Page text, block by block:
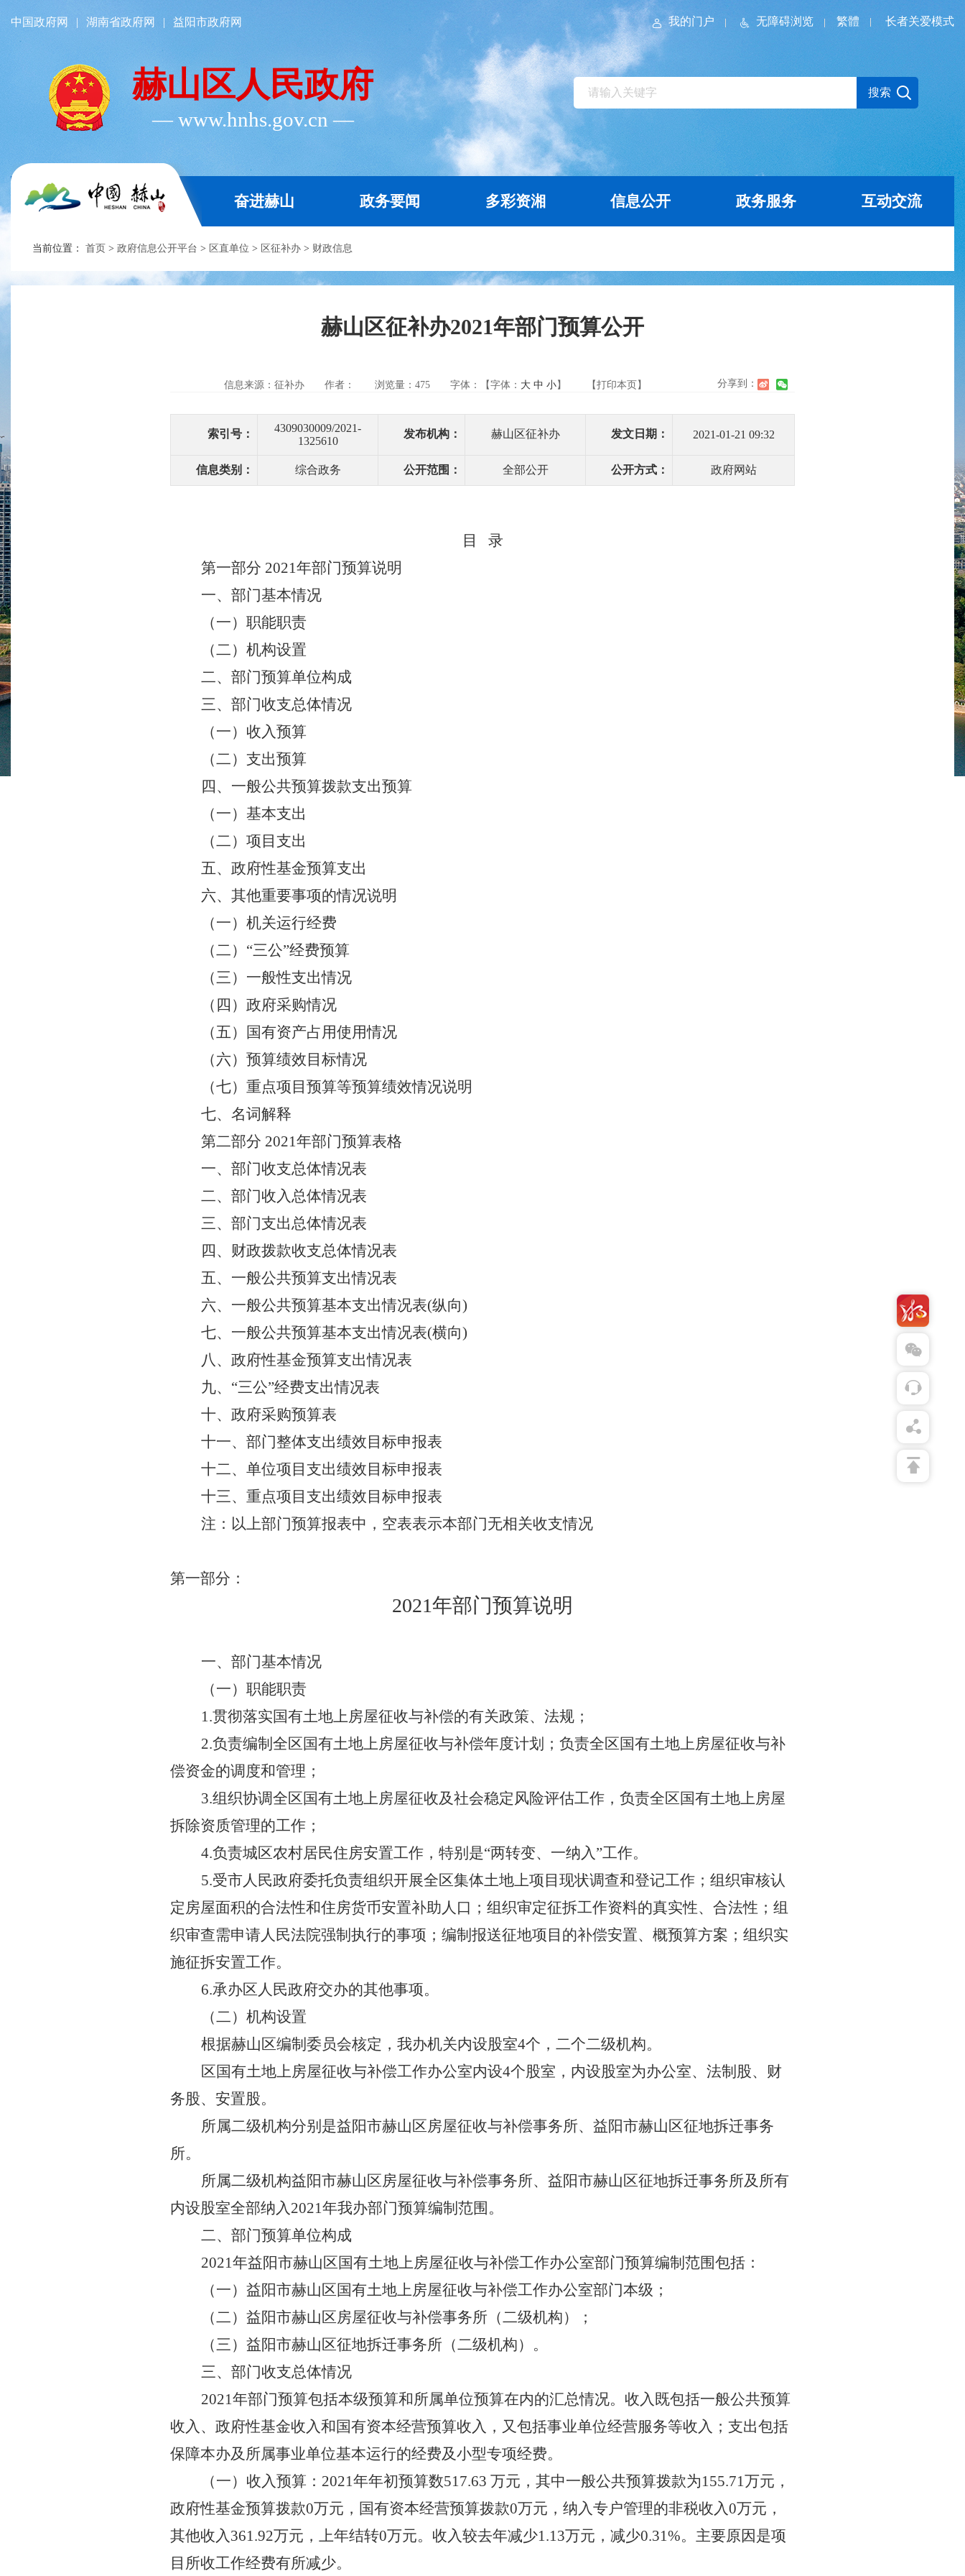
中国政府网 | 湖南省政府网 | 益阳市政府网 长者关爱模式
我的门户 无障碍浏览 繁體
赫山区人民政府
― www.hnhs.gov.cn ―
奋进赫山 政务要闻 多彩资湘 信息公开 政务服务 互动交流
当前位置： 首页 > 政府信息公开平台 > 区直单位 > 区征补办 > 财政信息
赫山区征补办2021年部门预算公开
信息来源：征补办 作者： 浏览量： 475 字体：【字体： 大 中 小】 【打印本页】 分享到：
索引号：
4309030009/2021-
1325610
发布机构： 赫山区征补办 发文日期： 2021-01-21 09:32
信息类别： 综合政务 公开范围： 全部公开 公开方式： 政府网站
目
录
第一部分 2021年部门预算说明
一、部门基本情况
（一）职能职责
（二）机构设置
二、部门预算单位构成
三、部门收支总体情况
（一）收入预算
（二）支出预算
四、一般公共预算拨款支出预算
（一）基本支出
（二）项目支出
五、政府性基金预算支出
六、其他重要事项的情况说明
（一）机关运行经费
（二） “三公”经费预算
（三）一般性支出情况
（四）政府采购情况
（五）国有资产占用使用情况
（六）预算绩效目标情况
（七）重点项目预算等预算绩效情况说明
七、名词解释
第二部分 2021年部门预算表格
一、部门收支总体情况表
二、部门收入总体情况表
三、部门支出总体情况表
四、财政拨款收支总体情况表
五、一般公共预算支出情况表
六、一般公共预算基本支出情况表(纵向)
七、一般公共预算基本支出情况表(横向)
八、政府性基金预算支出情况表
九、 “三公”经费支出情况表
十、政府采购预算表
十一、部门整体支出绩效目标申报表
十二、单位项目支出绩效目标申报表
十三、重点项目支出绩效目标申报表
注：以上部门预算报表中，空表表示本部门无相关收支情况
第一部分：
2021年部门预算说明
一、部门基本情况
（一）职能职责
1.贯彻落实国有土地上房屋征收与补偿的有关政策、法规；
2.负责编制全区国有土地上房屋征收与补偿年度计划；负责全区国有土地上房屋征收与补
偿资金的调度和管理；
3.组织协调全区国有土地上房屋征收及社会稳定风险评估工作，负责全区国有土地上房屋
拆除资质管理的工作；
4.负责城区农村居民住房安置工作，特别是“两转变、一纳入”工作。
5.受市人民政府委托负责组织开展全区集体土地上项目现状调查和登记工作；组织审核认
定房屋面积的合法性和住房货币安置补助人口；组织审定征拆工作资料的真实性、合法性；组
织审查需申请人民法院强制执行的事项；编制报送征地项目的补偿安置、概预算方案；组织实
施征拆安置工作。
6.承办区人民政府交办的其他事项。
（二）机构设置
根据赫山区编制委员会核定，我办机关内设股室4个，二个二级机构。
区国有土地上房屋征收与补偿工作办公室内设4个股室，内设股室为办公室、法制股、财
务股、安置股。
所属二级机构分别是益阳市赫山区房屋征收与补偿事务所、益阳市赫山区征地拆迁事务
所。
所属二级机构益阳市赫山区房屋征收与补偿事务所、益阳市赫山区征地拆迁事务所及所有
内设股室全部纳入2021年我办部门预算编制范围。
二、部门预算单位构成
2021年益阳市赫山区国有土地上房屋征收与补偿工作办公室部门预算编制范围包括：
（一）益阳市赫山区国有土地上房屋征收与补偿工作办公室部门本级；
（二）益阳市赫山区房屋征收与补偿事务所（二级机构）；
（三）益阳市赫山区征地拆迁事务所（二级机构）。
三、部门收支总体情况
2021年部门预算包括本级预算和所属单位预算在内的汇总情况。收入既包括一般公共预算
收入、政府性基金收入和国有资本经营预算收入，又包括事业单位经营服务等收入；支出包括
保障本办及所属事业单位基本运行的经费及小型专项经费。
（一）收入预算： 2021年年初预算数517.63 万元，其中一般公共预算拨款为155.71万元，
政府性基金预算拨款0万元，国有资本经营预算拨款0万元，纳入专户管理的非税收入0万元，
其他收入361.92万元，上年结转0万元。收入较去年减少1.13万元，减少0.31%。主要原因是项
目所收工作经费有所减少。